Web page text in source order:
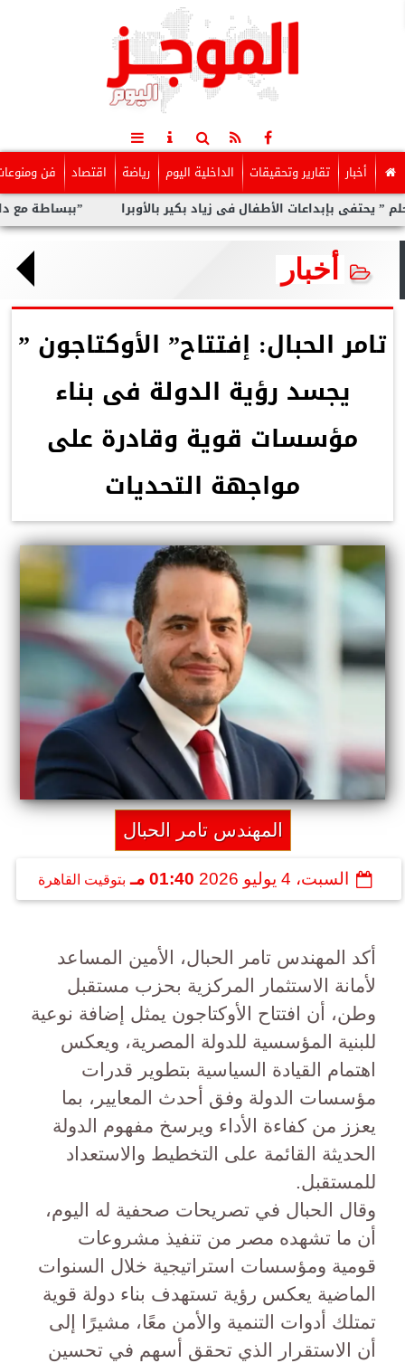
أخبار تقارير وتحقيقات الداخلية اليوم رياضة اقتصاد فن
”ببساطة مع داليا”.. الأطفال فى زياد بكير بالأوبرا
أخبار
تامر الحبال: إفتتاح” الأوكتاجون ”
يجسد رؤية الدولة فى بناء
مؤسسات قوية وقادرة على
مواجهة التحديات
المهندس تامر الحبال
السبت، 4 يوليو 2026 01:40 مـ بتوقيت القاهرة
أكد المهندس تامر الحبال، الأمين المساعد
لأمانة الاستثمار المركزية بحزب مستقبل
وطن، أن افتتاح الأوكتاجون يمثل إضافة نوعية
للبنية المؤسسية للدولة المصرية، ويعكس
اهتمام القيادة السياسية بتطوير قدرات
مؤسسات الدولة وفق أحدث المعايير، بما
يعزز من كفاءة الأداء ويرسخ مفهوم الدولة
الحديثة القائمة على التخطيط والاستعداد
للمستقبل.
وقال الحبال في تصريحات صحفية له اليوم،
أن ما تشهده مصر من تنفيذ مشروعات
قومية ومؤسسات استراتيجية خلال السنوات
الماضية يعكس رؤية تستهدف بناء دولة قوية
تمتلك أدوات التنمية والأمن معًا، مشيرًا إلى
أن الاستقرار الذي تحقق أسهم في تحسين